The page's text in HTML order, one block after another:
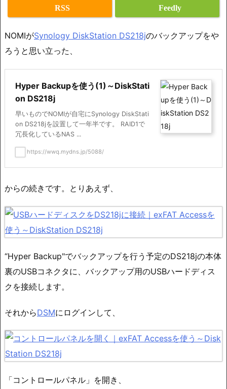
RSS Feedly
NOMIがSynology DiskStation DS218jのバックアップをや
ろうと思い立った、
Hyper Backupを使う(1)～DiskStati
on DS218j
早いものでNOMIが自宅にSynology DiskStati
on DS218jを設置して一年半です。 RAID1で
冗長化しているNAS ...
https://wwq.mydns.jp/5088/
からの続きです。とりあえず、
“Hyper Backup"でバックアップを行う予定のDS218jの本体
裏のUSBコネクタに、バックアップ用のUSBハードディス
クを接続します。
それからDSMにログインして、
「コントロールパネル」を開き、